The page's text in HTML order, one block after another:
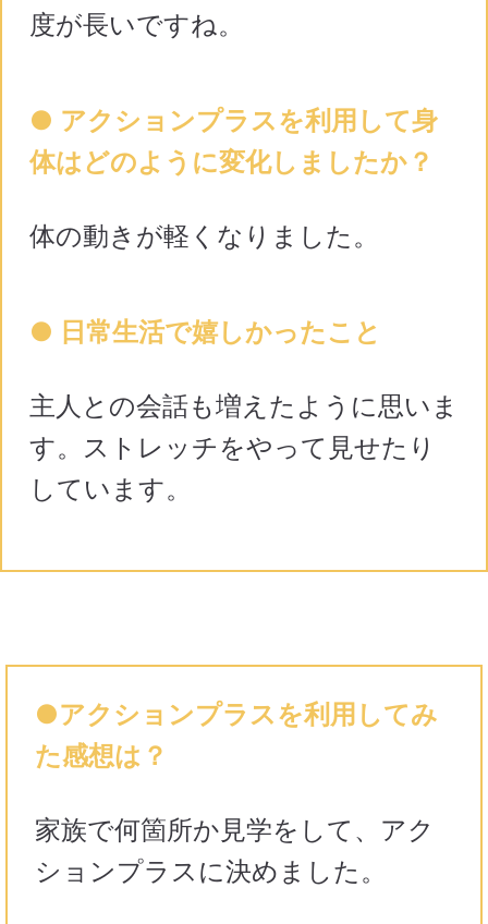
度が長いですね。
● アクションプラスを利用して身
体はどのように変化しましたか？
体の動きが軽くなりました。
● 日常生活で嬉しかったこと
主人との会話も増えたように思いま
す。ストレッチをやって見せたり
しています。
●アクションプラスを利用してみ
た感想は？
家族で何箇所か見学をして、アク
ションプラスに決めました。